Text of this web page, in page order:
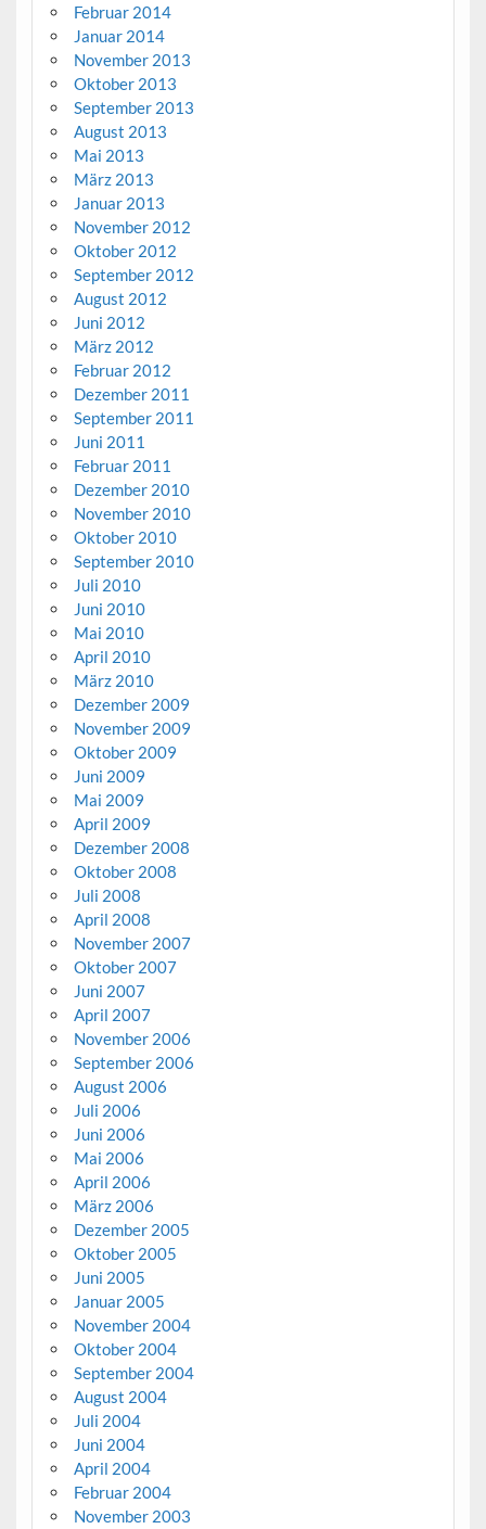
Februar 2014
Januar 2014
November 2013
Oktober 2013
September 2013
August 2013
Mai 2013
März 2013
Januar 2013
November 2012
Oktober 2012
September 2012
August 2012
Juni 2012
März 2012
Februar 2012
Dezember 2011
September 2011
Juni 2011
Februar 2011
Dezember 2010
November 2010
Oktober 2010
September 2010
Juli 2010
Juni 2010
Mai 2010
April 2010
März 2010
Dezember 2009
November 2009
Oktober 2009
Juni 2009
Mai 2009
April 2009
Dezember 2008
Oktober 2008
Juli 2008
April 2008
November 2007
Oktober 2007
Juni 2007
April 2007
November 2006
September 2006
August 2006
Juli 2006
Juni 2006
Mai 2006
April 2006
März 2006
Dezember 2005
Oktober 2005
Juni 2005
Januar 2005
November 2004
Oktober 2004
September 2004
August 2004
Juli 2004
Juni 2004
April 2004
Februar 2004
November 2003